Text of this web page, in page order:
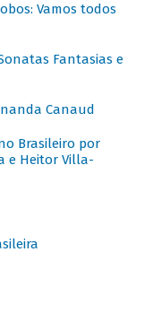
Vamos todos
Fantasias e
Canaud
Brasileiro por
e Heitor Villa-